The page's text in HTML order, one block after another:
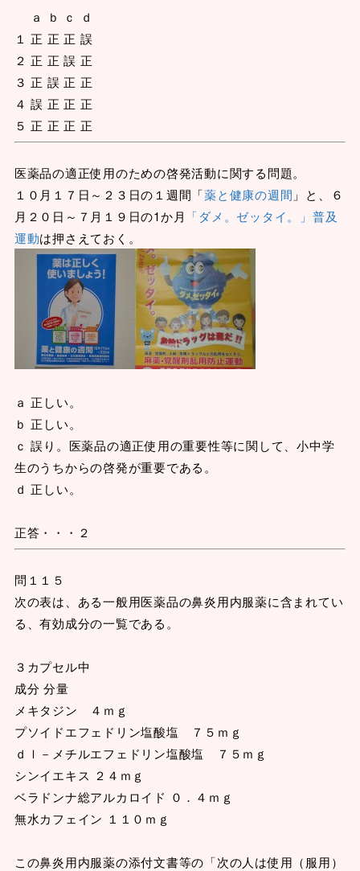
ａ ｂ ｃ ｄ
１ 正 正 正 誤
２ 正 正 誤 正
３ 正 誤 正 正
４ 誤 正 正 正
５ 正 正 正 正
医薬品の適正使用のための啓発活動に関する問題。
１０月１７日～２３日の１週間「薬と健康の週間 」と、６
月２０日～７月１９日の1か月 「ダメ。ゼッタイ。」普及
運動は押さえておく。
ａ 正しい。
ｂ 正しい。
ｃ 誤り。医薬品の適正使用の重要性等に関して、小中学
生のうちからの啓発が重要である。
ｄ 正しい。
正答・・・２
問１１５
次の表は、ある一般用医薬品の鼻炎用内服薬に含まれてい
る、有効成分の一覧である。
３カプセル中
成分 分量
メキタジン ４ｍｇ
プソイドエフェドリン塩酸塩 ７５ｍｇ
ｄｌ－メチルエフェドリン塩酸塩 ７５ｍｇ
シンイエキス ２４ｍｇ
ベラドンナ総アルカロイド ０．４ｍｇ
無水カフェイン １１０ｍｇ
この鼻炎用内服薬の添付文書等の「次の人は使用（服用）